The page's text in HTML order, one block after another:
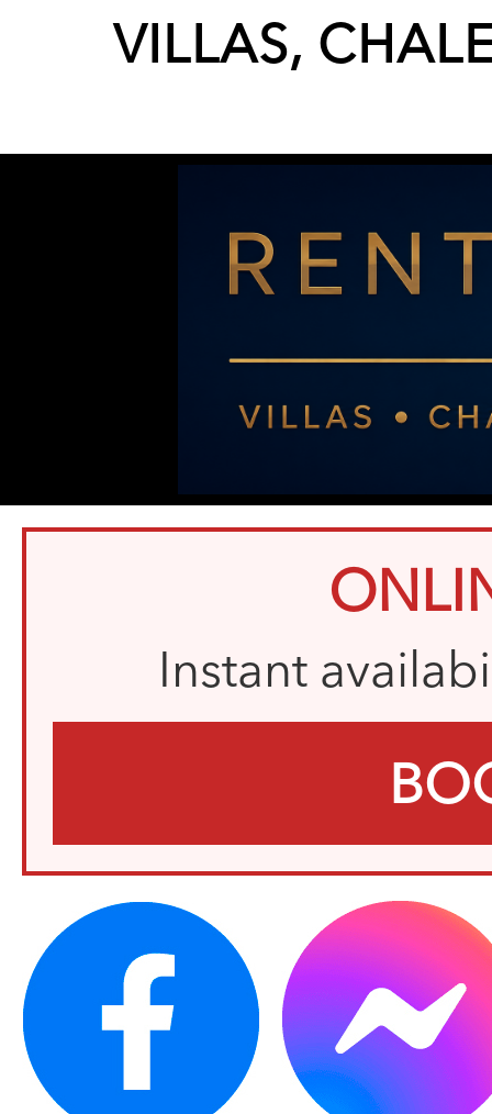
VILLAS,
Instant